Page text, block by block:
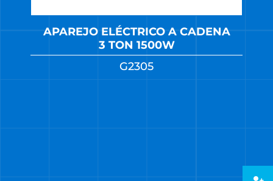
APAREJO ELÉCTRICO A CADENA
3 TON 1500W
G2305